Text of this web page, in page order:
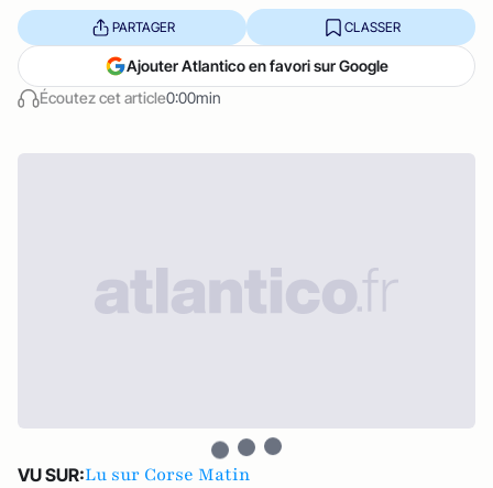
Écoutez cet article0:00min
PARTAGER CLASSER
Ajouter Atlantico en favori sur Google
VU SUR:Lu sur Corse Matin